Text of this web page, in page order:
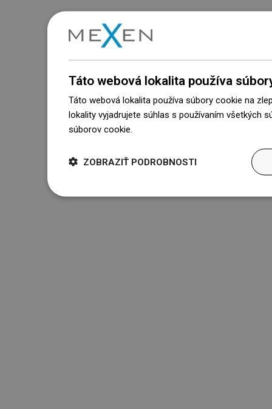
Táto webová lokalita používa
Táto webová lokalita používa súbory cookie na
lokality vyjadrujete súhlas s používaním všetkých
súborov cookie.
ZOBRAZIŤ PODROBNOSTI